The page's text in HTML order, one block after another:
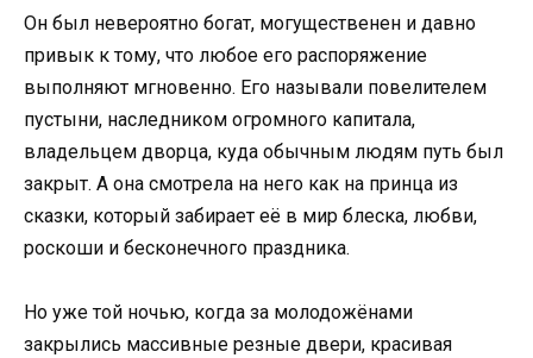
Он был невероятно богат, могущественен и давно
привык к тому, что любое его распоряжение
выполняют мгновенно. Его называли повелителем
пустыни, наследником огромного капитала,
владельцем дворца, куда обычным людям путь был
закрыт. А она смотрела на него как на принца из
сказки, который забирает её в мир блеска, любви,
роскоши и бесконечного праздника.
Но уже той ночью, когда за молодожёнами
закрылись массивные резные двери, красивая